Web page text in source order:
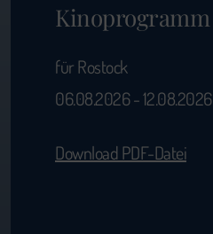
Kinoprogramm
für Rostock
06.08.2026 - 12.08.2026
Download PDF-Datei